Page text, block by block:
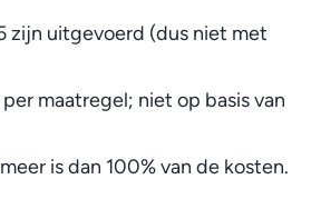
zijn uitgevoerd (dus niet met
maatregel; niet op basis van
is dan 100% van de kosten.